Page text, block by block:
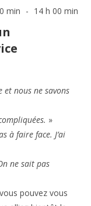
min - 14 h 00 min
nous ne savons
»
à faire face. J’ai
ne sait pas
pouvez vous